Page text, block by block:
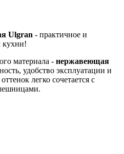
Ulgran - практичное и
кухни!
материала - нержавеющая
удобство эксплуатации и
оттенок легко сочетается с